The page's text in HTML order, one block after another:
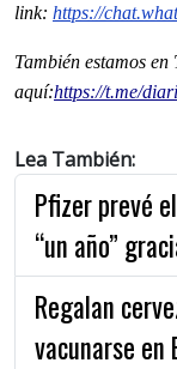
link: https://
También estamos
aquí:https://t.me/
Lea También:
Pfizer prevé
“un año”
Regalan
vacunarse en